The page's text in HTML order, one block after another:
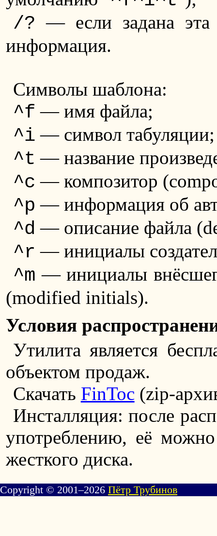
/? — если задана эта
информация.
Символы шаблона:
^f — имя файла;
^i — символ табуляции;
^t — название
^c — композитор
^p — информация об
^d — описание файла
^r — инициалы
^m — инициалы
(modified initials).
Условия
Утилита является
объектом продаж.
Скачать FinToc (zip-
Инсталляция: после
употреблению, её можно
жесткого диска.
Copyright © 2001–2026 Пётр Трубинов